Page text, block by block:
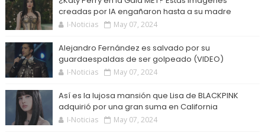
creadas por IA engañaron hasta a su madre
I-Noticias May 07, 2024
Alejandro Fernández es salvado por su
guardaespaldas de ser golpeado (VIDEO)
I-Noticias May 07, 2024
Así es la lujosa mansión que Lisa de BLACKPINK
adquirió por una gran suma en California
I-Noticias May 07, 2024